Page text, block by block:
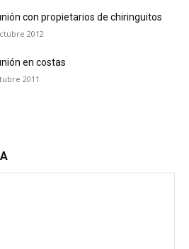
con propietarios de chiringuitos
2012
en costas
2011